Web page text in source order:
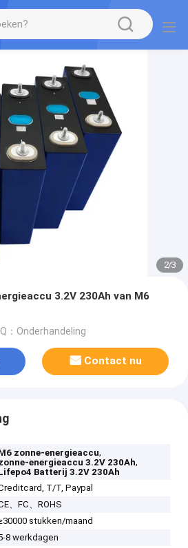
2/3
3.2V 230Ah van M6
：Onderhandeling
Contact nu
zonne-energieaccu,
energieaccu 3.2V 230Ah,
Batterij 3.2V 230Ah
T/T, Paypal
、FC、ROHS
stukken/maand
8 werkdagen